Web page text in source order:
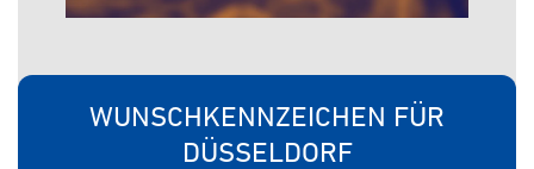
WUNSCHKENNZEICHEN FÜR
DÜSSELDORF